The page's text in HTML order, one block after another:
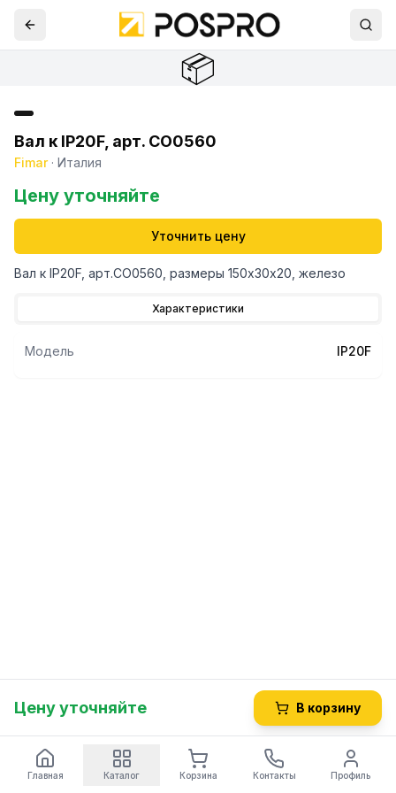
📦
Вал к IP20F, арт. CO0560
Fimar· Италия
Цену уточняйте
Уточнить цену
Вал к IP20F, арт.CO0560, размеры 150х30х20, железо
Характеристики
Модель IP20F
Цену уточняйте В корзину
Главная Каталог Корзина Контакты Профиль